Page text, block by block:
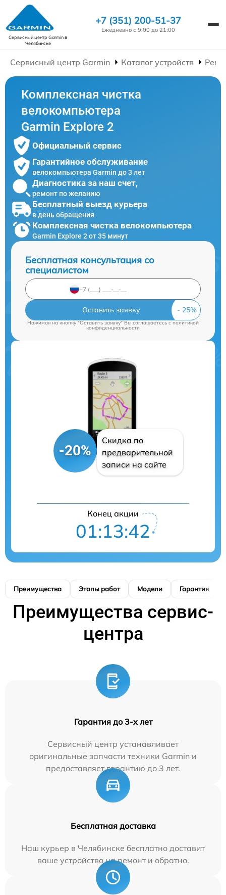
Сервисный центр Garminв
Челябинске
+7 (351) 200-51-37
Ежедневно с 9:00 до 21:00
Сервисный центр Garmin Каталог устройств
Комплексная чистка
велокомпьютера
Garmin Explore 2
Официальный сервис
Гарантийное обслуживание
велокомпьютера Garmin до 3 лет
Диагностика за наш счет,
ремонт по желанию
Бесплатный выезд курьера
в день обращения
Комплексная чистка велокомпьютера
Garmin Explore 2 от 35 минут
Бесплатная консультация со
специалистом
Оставить заявку
Нажимая на кнопку "Оставить заявку" Вы соглашаетесь cполитикой
конфиденциальности
-20%
Скидка по
предварительной
записи на сайте
Конец акции
01:13:41
Преимущества Этапы работ Модели Гарантия
Преимущества сервис-
центра
Гарантия до 3-х лет
Сервисный центр устанавливает
оригинальные запчасти техники Garmin и
предоставляет гарантию до 3 лет.
Бесплатная доставка
Наш курьер в Челябинске бесплатно доставит
ваше устройство на ремонт и обратно.